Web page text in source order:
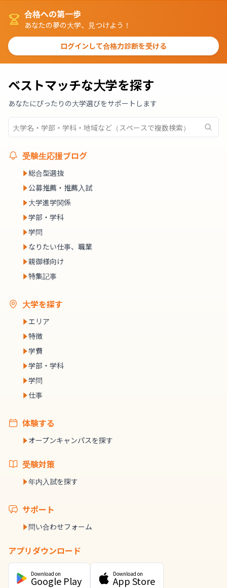
合格への第一歩
あなたの夢の大学、見つけよう！
ログインして合格力診断を受ける
ベストマッチな大学を探す
あなたにぴったりの大学選びをサポートします
受験生応援ブログ
総合型選抜
公募推薦・推薦入試
大学進学関係
学部・学科
学問
なりたい仕事、職業
親御様向け
特集記事
大学を探す
エリア
特徴
学費
学部・学科
学問
仕事
体験する
オープンキャンパスを探す
受験対策
年内入試を探す
サポート
問い合わせフォーム
アプリダウンロード
Download on
Google Play
Download on
App Store